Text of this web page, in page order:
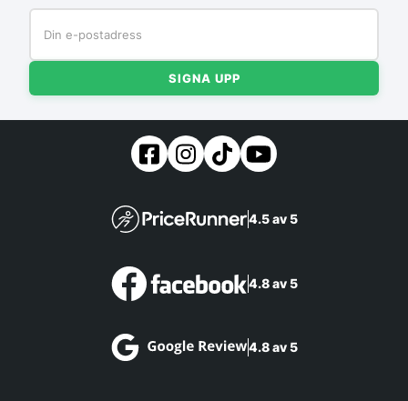
SIGNA UPP
4.5 av 5
4.8 av 5
4.8 av 5